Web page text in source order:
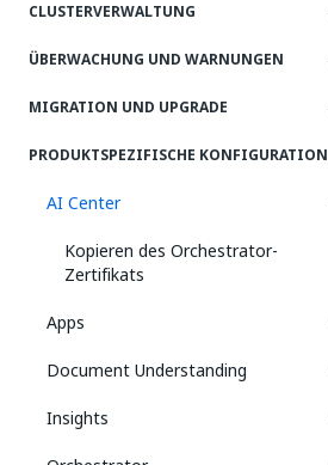
CLUSTERVERWALTUNG
ÜBERWACHUNG UND WARNUNGEN
MIGRATION UND UPGRADE
PRODUKTSPEZIFISCHE KONFIGURATION
AI Center
Kopieren des Orchestrator-
Zertifikats
Apps
Document Understanding
Insights